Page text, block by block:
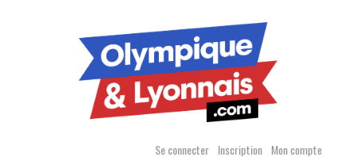
Se connecter Inscription Mon compte